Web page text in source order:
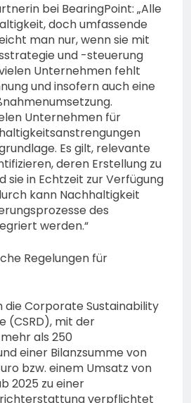
bei BearingPoint: „Alle
doch umfassende
man nur, wenn sie mit
und -steuerung
Unternehmen fehlt
und insofern auch eine
Unternehmen für
Es gilt, relevante
deren Erstellung zu
sie in Echtzeit zur Verfügung
kann Nachhaltigkeit
des
werden.“
Regelungen für
die Corporate Sustainability
(CSRD), mit der
als 250
einer Bilanzsumme von
bzw. einem Umsatz von
2025 zu einer
verpflichtet